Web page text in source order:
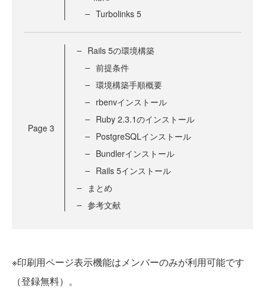
Turbolinks 5
Page 3
Rails 5の環境構築
前提条件
環境構築手順概要
rbenvインストール
Ruby 2.3.1のインストール
PostgreSQLインストール
Bundlerインストール
Rails 5インストール
まとめ
参考文献
※印刷用ページ表示機能はメンバーのみが利用可能です
（登録無料）。